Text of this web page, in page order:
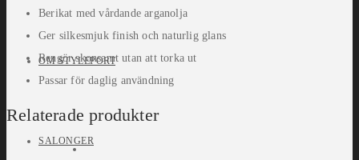
OM STYLEPORT
SALONGER
Berikat med vårdande arganolja
Ger silkesmjuk finish och naturlig glans
Rengör skonsamt utan att torka ut
Passar för daglig användning
Relaterade produkter